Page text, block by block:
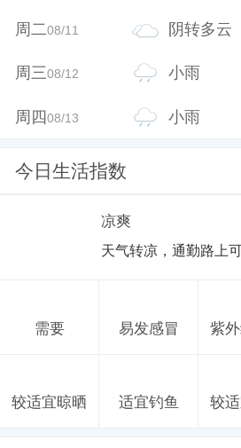
周二08/11 阴转多云
周三08/12 小雨
周四08/13 小雨
今日生活指数
凉爽
天气转凉，通勤路上
需要 易发感冒 紫
较适宜晾晒 适宜钓鱼 较